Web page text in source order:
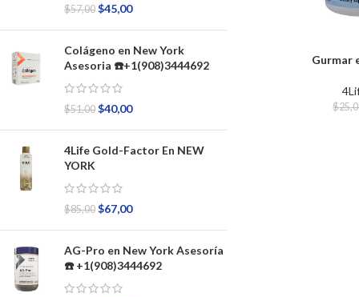
$57,00 $45,00
Colágeno en New York
Asesoria ☎️+1(908)3444692
$51,00 $40,00
4Life Gold-Factor En NEW
YORK
$85,00 $67,00
AG-Pro en New York Asesoría
☎️ +1(908)3444692
Gurmar
$